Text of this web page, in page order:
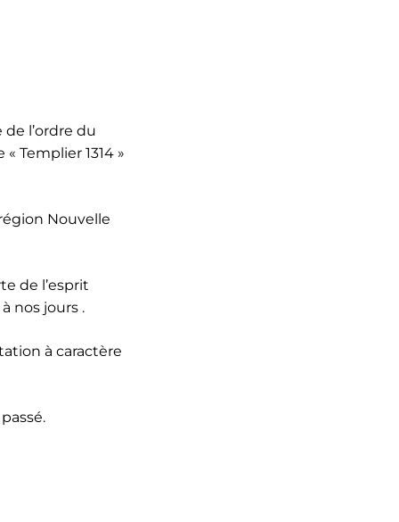
l’ordre du
Templier 1314 »
Nouvelle
de l’esprit
nos jours .
à caractère